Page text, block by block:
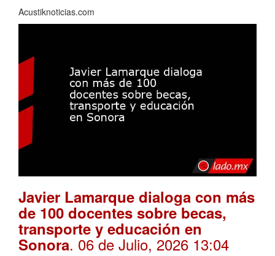
Acustiknoticias.com
Javier Lamarque dialoga con más
de 100 docentes sobre becas,
transporte y educación en
Sonora. 06 de Julio, 2026 13:04